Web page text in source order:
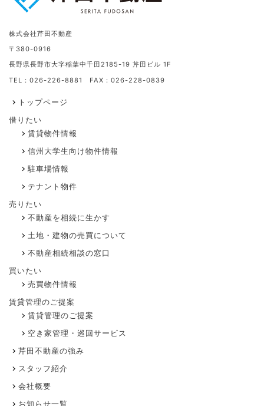
株式会社芹田不動産
〒380-0916
長野県長野市大字稲葉中千田2185-19 芹田ビル 1F
TEL：026-226-8881 FAX：026-228-0839
トップページ
借りたい
賃貸物件情報
信州大学生向け物件情報
駐車場情報
テナント物件
売りたい
不動産を相続に生かす
土地・建物の売買について
不動産相続相談の窓口
買いたい
売買物件情報
賃貸管理のご提案
賃貸管理のご提案
空き家管理・巡回サービス
芹田不動産の強み
スタッフ紹介
会社概要
お知らせ一覧